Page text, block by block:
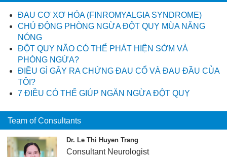
ĐAU CƠ XƠ HÓA (FINROMYALGIA SYNDROME)
CHỦ ĐỘNG PHÒNG NGỪA ĐỘT QUỴ MÙA NẮNG
NÓNG
ĐỘT QUỴ NÃO CÓ THỂ PHÁT HIỆN SỚM VÀ
PHÒNG NGỪA?
ĐIỀU GÌ GÂY RA CHỨNG ĐAU CỔ VÀ ĐAU ĐẦU CỦA
TÔI?
7 ĐIỀU CÓ THỂ GIÚP NGĂN NGỪA ĐỘT QUỴ
Team of Consultants
Dr. Le Thi Huyen Trang
Consultant Neurologist